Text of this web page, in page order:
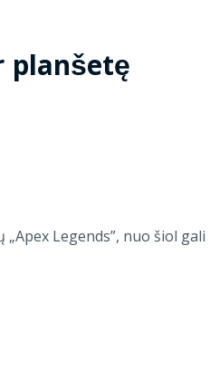
planšetę
Legends”, nuo šiol